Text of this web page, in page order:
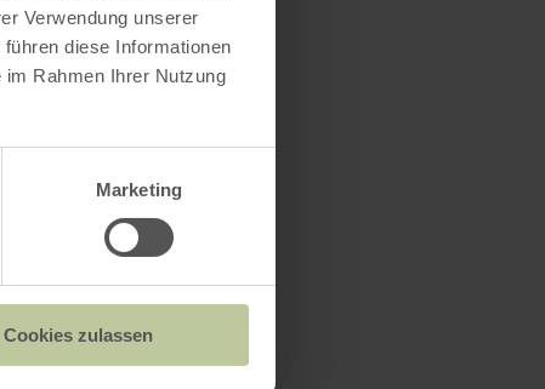
Verwendung unserer
diese Informationen
Rahmen Ihrer Nutzung
Marketing
Cookies zulassen